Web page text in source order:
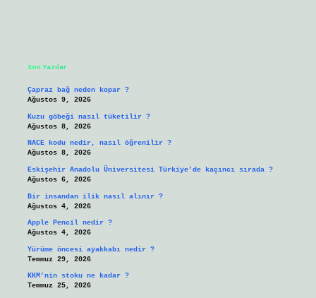
Son Yazılar
Çapraz bağ neden kopar ?
Ağustos 9, 2026
Kuzu göbeği nasıl tüketilir ?
Ağustos 8, 2026
NACE kodu nedir, nasıl öğrenilir ?
Ağustos 8, 2026
Eskişehir Anadolu Üniversitesi Türkiye’de kaçıncı sırada ?
Ağustos 6, 2026
Bir insandan ilik nasıl alınır ?
Ağustos 4, 2026
Apple Pencil nedir ?
Ağustos 4, 2026
Yürüme öncesi ayakkabı nedir ?
Temmuz 29, 2026
KKM’nin stoku ne kadar ?
Temmuz 25, 2026